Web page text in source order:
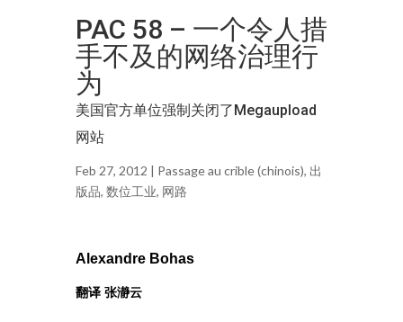
PAC 58 – 一个令人措
手不及的网络治理行
为
美国官方单位强制关闭了Megaupload
网站
Feb 27, 2012 | Passage au crible (chinois), 出
版品, 数位工业, 网路
Alexandre Bohas
翻译 张瀞云